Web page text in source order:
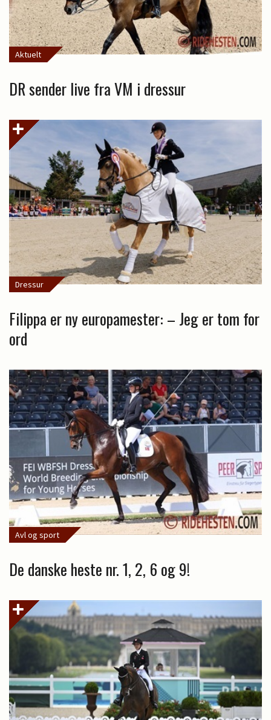
Aktuelt
DR sender live fra VM i dressur
Dressur
Filippa er ny europamester: – Jeg er tom for
ord
Avl og sport
De danske heste nr. 1, 2, 6 og 9!